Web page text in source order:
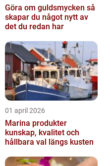
Göra om guldsmycken så
skapar du något nytt av
det du redan har
01 april 2026
Marina produkter
kunskap, kvalitet och
hållbara val längs kusten